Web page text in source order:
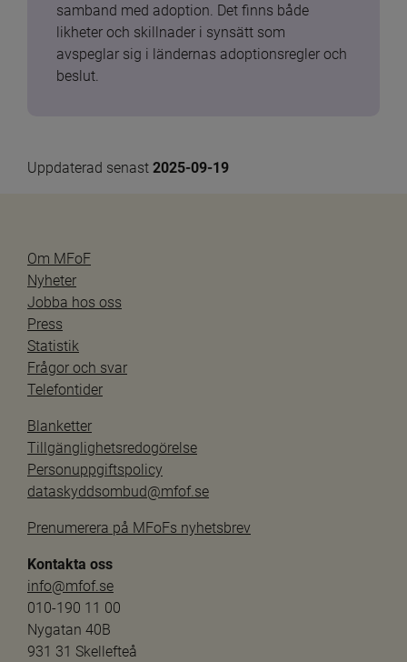
samband med adoption. Det finns både
likheter och skillnader i synsätt som
avspeglar sig i ländernas adoptionsregler och
beslut.
Uppdaterad senast 2025-09-19
Om MFoF
Nyheter
Jobba hos oss
Press
Statistik
Frågor och svar
Telefontider
Blanketter
Tillgänglighetsredogörelse
Personuppgiftspolicy
dataskyddsombud@mfof.se
Prenumerera på MFoFs nyhetsbrev
Kontakta oss
info@mfof.se
010-190 11 00
Nygatan 40B
931 31 Skellefteå